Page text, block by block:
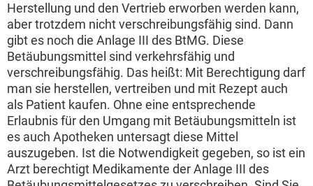
Herstellung und den Vertrieb erworben werden kann,
aber trotzdem nicht verschreibungsfähig sind. Dann
gibt es noch die Anlage III des BtMG. Diese
Betäubungsmittel sind verkehrsfähig und
verschreibungsfähig. Das heißt: Mit Berechtigung darf
man sie herstellen, vertreiben und mit Rezept auch
als Patient kaufen. Ohne eine entsprechende
Erlaubnis für den Umgang mit Betäubungsmitteln ist
es auch Apotheken untersagt diese Mittel
auszugeben. Ist die Notwendigkeit gegeben, so ist ein
Arzt berechtigt Medikamente der Anlage III des